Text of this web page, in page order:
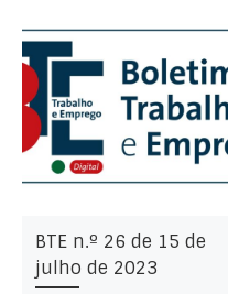
BTE n.º 26 de 15 de
julho de 2023